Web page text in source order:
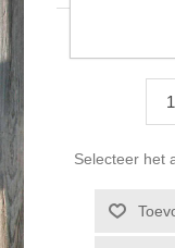
Selecteer het